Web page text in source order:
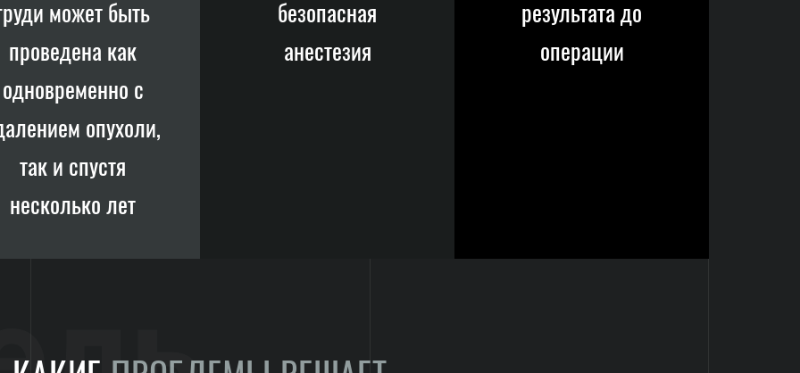
может быть
проведена как
одновременно с
опухоли,
так и спустя
несколько лет
безопасная
анестезия
результата до
операции